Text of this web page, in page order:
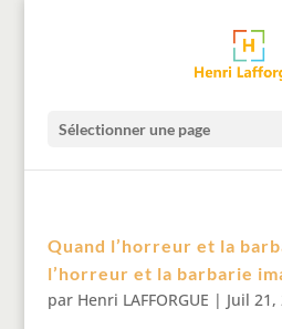
Sélectionner une page
Quand l’horreur et la
l’horreur et la barbarie
par Henri LAFFORGUE | Juil 21,